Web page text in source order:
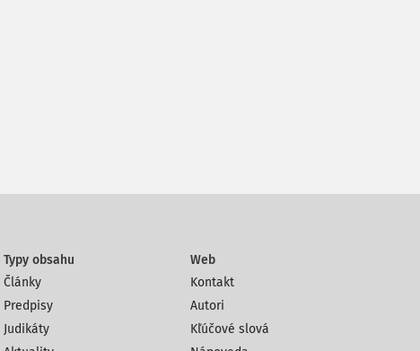
Typy obsahu
Články
Predpisy
Judikáty
Web
Kontakt
Autori
Kľúčové slová